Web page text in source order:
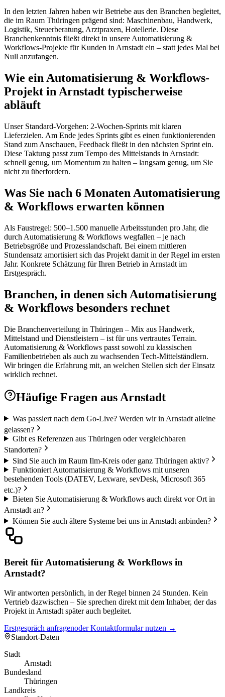
In den letzten Jahren haben wir Betriebe aus den Branchen begleitet,
die im Raum Thüringen prägend sind: Maschinenbau, Handwerk,
Logistik, Steuerberatung, Arztpraxen, Hotellerie. Diese
Branchenkenntnis fließt direkt in unsere Automatisierung &
Workflows-Projekte für Kunden in Arnstadt ein – statt jedes Mal bei
Null anzufangen.
Wie ein Automatisierung & Workflows-
Projekt in Arnstadt typischerweise
abläuft
Unser Standard-Vorgehen: 2-Wochen-Sprints mit klaren
Lieferzielen. Am Ende jedes Sprints gibt es einen funktionierenden
Stand zum Anschauen, Feedback fließt in den nächsten Sprint ein.
Diese Taktung passt zum Tempo des Mittelstands in Arnstadt:
schnell genug, um Momentum zu halten – langsam genug, um Sie
nicht zu überfordern.
Was Sie nach 6 Monaten Automatisierung
& Workflows erwarten können
Als Faustregel: 500–1.500 manuelle Arbeitsstunden pro Jahr, die
durch Automatisierung & Workflows wegfallen – je nach
Betriebsgröße und Prozesslandschaft. Bei einem mittleren
Stundensatz amortisiert sich das Projekt damit in der Regel im ersten
Jahr. Konkrete Schätzung für Ihren Betrieb in Arnstadt im
Erstgespräch.
Branchen, in denen sich Automatisierung
& Workflows besonders rechnet
Die Branchenverteilung in Thüringen – Mix aus Handwerk,
Mittelstand und Dienstleistern – ist für uns vertrautes Terrain.
Automatisierung & Workflows passt sowohl zu klassischen
Familienbetrieben als auch zu wachsenden Tech-Mittelständlern.
Wir bringen die Erfahrung mit, an welchen Stellen sich der Einsatz
wirklich rechnet.
Häufige Fragen aus Arnstadt
Was passiert nach dem Go-Live? Werden wir in Arnstadt alleine
gelassen?
Gibt es Referenzen aus Thüringen oder vergleichbaren
Standorten?
Sind Sie auch im Raum Ilm-Kreis oder ganz Thüringen aktiv?
Funktioniert Automatisierung & Workflows mit unseren
bestehenden Tools (DATEV, Lexware, sevDesk, Microsoft 365
etc.)?
Bieten Sie Automatisierung & Workflows auch direkt vor Ort in
Arnstadt an?
Können Sie auch ältere Systeme bei uns in Arnstadt anbinden?
Bereit für Automatisierung & Workflows in
Arnstadt?
Wir antworten persönlich, in der Regel binnen 24 Stunden. Kein
Vertrieb dazwischen – Sie sprechen direkt mit dem Inhaber, der das
Projekt in Arnstadt später auch begleitet.
Erstgespräch anfragenoder Kontaktformular nutzen →
Standort-Daten
Stadt
Arnstadt
Bundesland
Thüringen
Landkreis